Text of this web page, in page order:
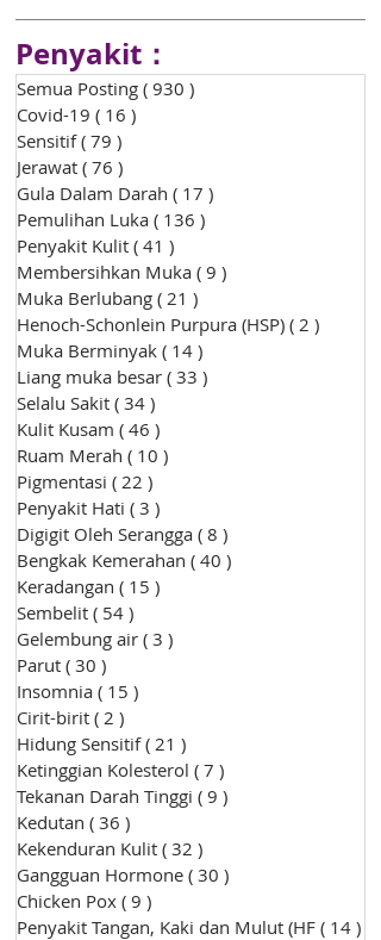
Penyakit：
Semua Posting ( 930 )
Covid-19 ( 16 )
Sensitif ( 79 )
Jerawat ( 76 )
Gula Dalam Darah ( 17 )
Pemulihan Luka ( 136 )
Penyakit Kulit ( 41 )
Membersihkan Muka ( 9 )
Muka Berlubang ( 21 )
Henoch-Schonlein Purpura (HSP) ( 2 )
Muka Berminyak ( 14 )
Liang muka besar ( 33 )
Selalu Sakit ( 34 )
Kulit Kusam ( 46 )
Ruam Merah ( 10 )
Pigmentasi ( 22 )
Penyakit Hati ( 3 )
Digigit Oleh Serangga ( 8 )
Bengkak Kemerahan ( 40 )
Keradangan ( 15 )
Sembelit ( 54 )
Gelembung air ( 3 )
Parut ( 30 )
Insomnia ( 15 )
Cirit-birit ( 2 )
Hidung Sensitif ( 21 )
Ketinggian Kolesterol ( 7 )
Tekanan Darah Tinggi ( 9 )
Kedutan ( 36 )
Kekenduran Kulit ( 32 )
Gangguan Hormone ( 30 )
Chicken Pox ( 9 )
Penyakit Tangan, Kaki dan Mulut (HF ( 14 )